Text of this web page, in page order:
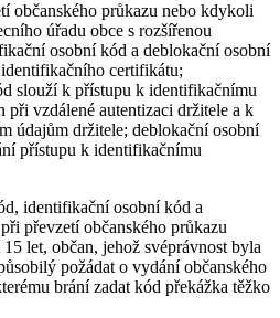
občanského průkazu nebo kdykoli
úřadu obce s rozšířenou
osobní kód a deblokační osobní
certifikátu;
slouží k přístupu k identifikačnímu
při vzdálené autentizaci držitele a k
údajům držitele; deblokační osobní
přístupu k identifikačnímu
identifikační osobní kód a
převzetí občanského průkazu
let, občan, jehož svéprávnost byla
požádat o vydání občanského
brání zadat kód překážka těžko